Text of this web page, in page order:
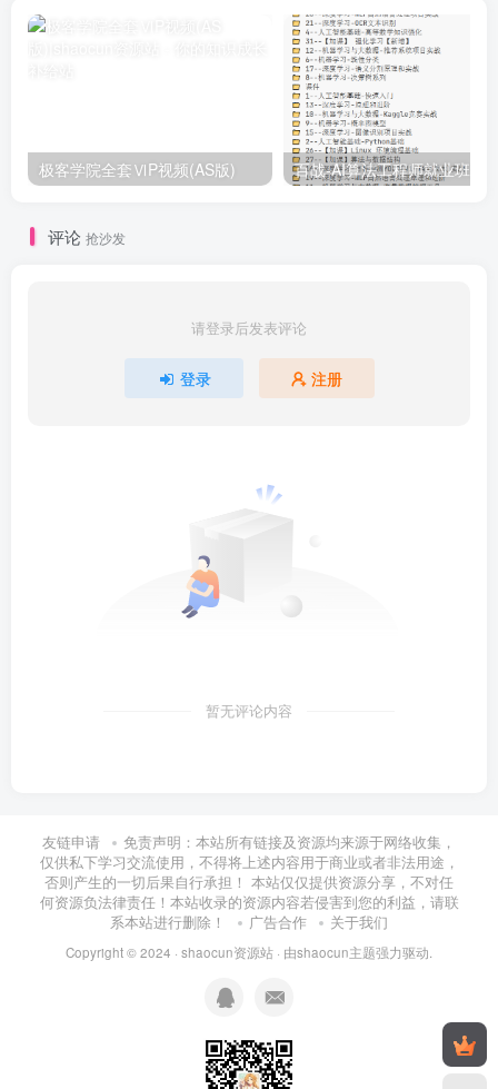
极客学院全套ⅥP视频(AS版)
评论 抢沙发
请登录后发表评论
登录 注册
暂无评论内容
友链申请
免责声明：本站所有链接及资源均来源于网络收集，
仅供私下学习交流使用，不得将上述内容用于商业或者非法用途，
否则产生的一切后果自行承担！ 本站仅仅提供资源分享，不对任
何资源负法律责任！本站收录的资源内容若侵害到您的利益，请联
系本站进行删除！
广告合作 关于我们
Copyright © 2024 · shaocun资源站 · 由shaocun主题强力驱动.